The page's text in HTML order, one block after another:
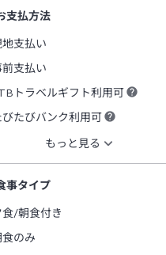
支払方法
地支払い
前支払い
トラベルギフト利用可
びたびバンク利用可
もっと見る
事タイプ
食/朝食付き
食のみ